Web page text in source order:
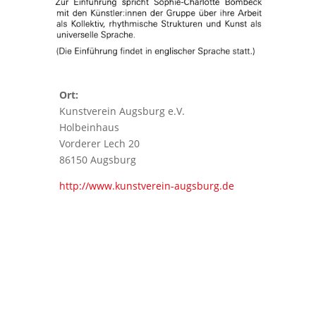
Ort:
Kunstverein Augsburg e.V.
Holbeinhaus
Vorderer Lech 20
86150 Augsburg
http://www.kunstverein-augsburg.de